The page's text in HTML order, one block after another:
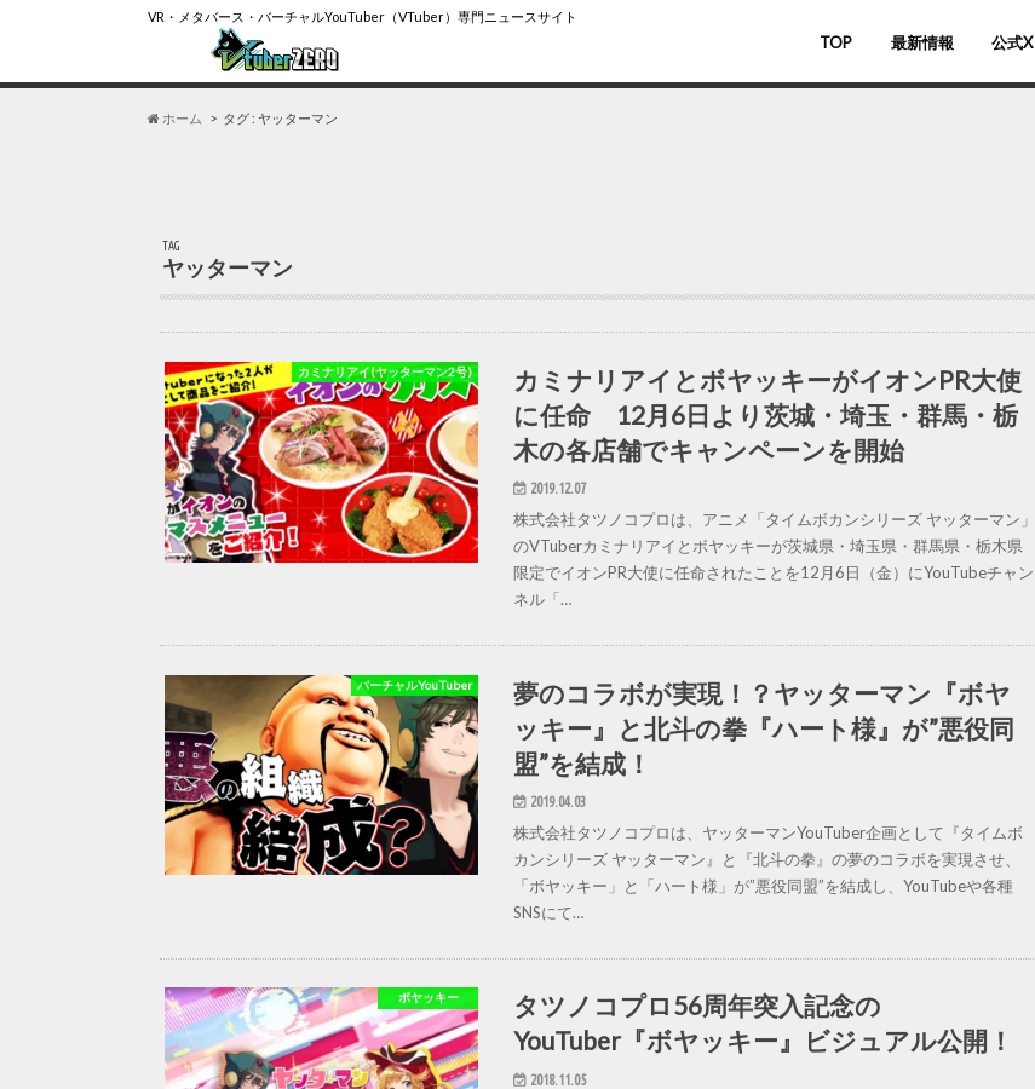
VR・メタバース・バーチャルYouTuber（VTuber）専門ニュースサイト
TOP 最新情報 公式X
ホーム タグ : ヤッターマン
TAG
ヤッターマン
カミナリアイ(ヤッターマン2号)
カミナリアイとボヤッキーがイオンPR大使
に任命 12月6日より茨城・埼玉・群馬・栃
木の各店舗でキャンペーンを開始
2019.12.07
株式会社タツノコプロは、アニメ「タイムボカンシリーズ ヤッターマン」
のVTuberカミナリアイとボヤッキーが茨城県・埼玉県・群馬県・栃木県
限定でイオンPR大使に任命されたことを12月6日（金）にYouTubeチャン
ネル「…
バーチャルYouTuber
夢のコラボが実現！？ヤッターマン『ボヤ
ッキー』と北斗の拳『ハート様』が”悪役同
盟”を結成！
2019.04.03
株式会社タツノコプロは、ヤッターマンYouTuber企画として『タイムボ
カンシリーズ ヤッターマン』と『北斗の拳』の夢のコラボを実現させ、
「ボヤッキー」と「ハート様」が”悪役同盟”を結成し、YouTubeや各種
SNSにて…
ボヤッキー
タツノコプロ56周年突入記念の
YouTuber『ボヤッキー』ビジュアル公開！
2018.11.05